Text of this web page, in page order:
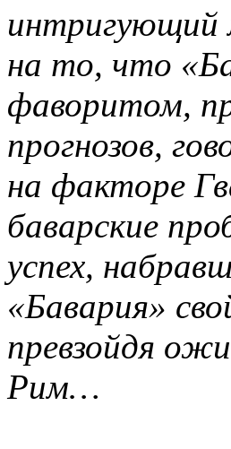
интригующий
на то, что
фаворитом,
прогнозов,
на факторе
баварские
успех,
«Бавария»
превзойдя
Рим…